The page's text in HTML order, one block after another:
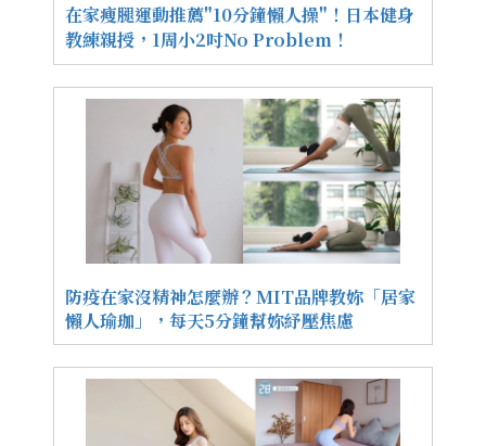
在家瘦腿運動推薦"10分鐘懶人操"！日本健身
教練親授，1周小2吋No Problem！
防疫在家沒精神怎麼辦？MIT品牌教妳「居家
懶人瑜珈」，每天5分鐘幫妳紓壓焦慮